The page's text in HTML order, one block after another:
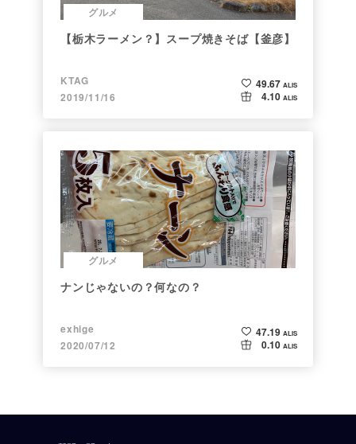
グルメ
【栃木ラーメン？】スープ焼きそば【釜彦】
KTAG
2019/11/16
49.67 ALIS
4.10 ALIS
グルメ
ナンじゃないの？何なの？
exhige
2020/07/12
47.19 ALIS
0.10 ALIS